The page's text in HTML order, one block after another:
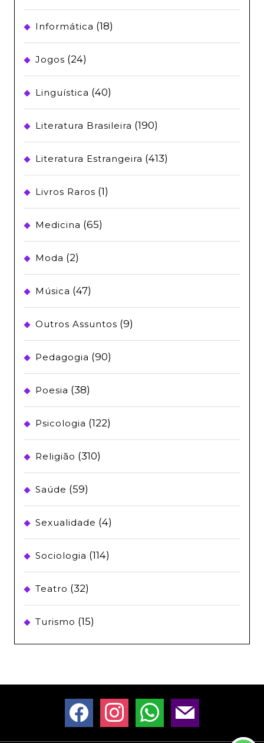
Informática (18)
Jogos (24)
Linguística (40)
Literatura Brasileira (190)
Literatura Estrangeira (413)
Livros Raros (1)
Medicina (65)
Moda (2)
Música (47)
Outros Assuntos (9)
Pedagogia (90)
Poesia (38)
Psicologia (122)
Religião (310)
Saúde (59)
Sexualidade (4)
Sociologia (114)
Teatro (32)
Turismo (15)
facebookinstagramwhatsappmail